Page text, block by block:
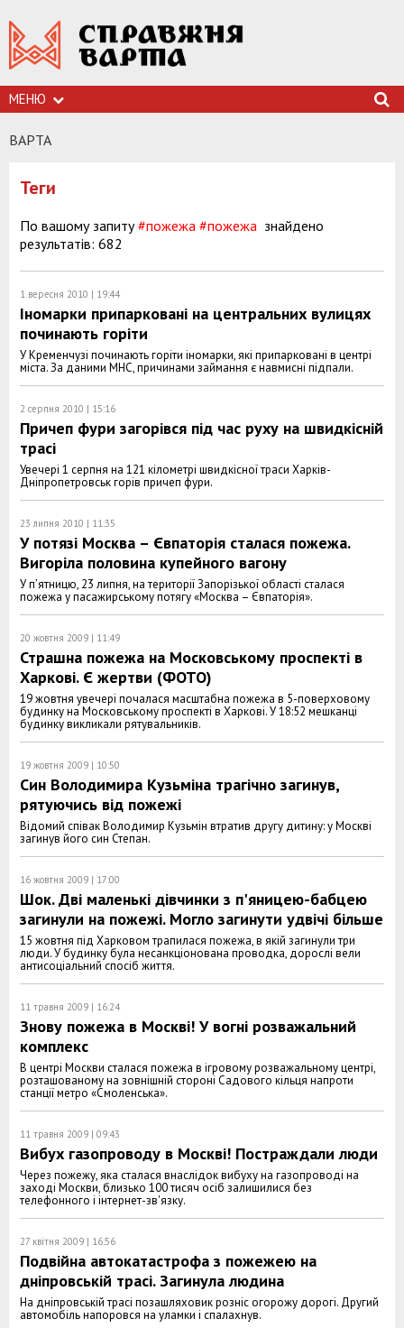
МЕНЮ
ВАРТА
Теги
По вашому запиту#пожежа #пожежа знайдено
результатів: 682
1 вересня 2010 | 19:44
Іномарки припарковані на центральних вулицях
починають горіти
У Кременчузі починають горіти іномарки, які припарковані в центрі
міста. За даними МНС, причинами займання є навмисні підпали.
2 серпня 2010 | 15:16
Причеп фури загорівся під час руху на швидкісній
трасі
Увечері 1 серпня на 121 кілометрі швидкісної траси Харків-
Дніпропетровськ горів причеп фури.
23 липня 2010 | 11:35
У потязі Москва – Євпаторія сталася пожежа.
Вигоріла половина купейного вагону
У п’ятницю, 23 липня, на території Запорізької області сталася
пожежа у пасажирському потягу «Москва – Євпаторія».
20 жовтня 2009 | 11:49
Страшна пожежа на Московському проспекті в
Харкові. Є жертви (ФОТО)
19 жовтня увечері почалася масштабна пожежа в 5-поверховому
будинку на Московському проспекті в Харкові. У 18:52 мешканці
будинку викликали рятувальників.
19 жовтня 2009 | 10:50
Син Володимира Кузьміна трагічно загинув,
рятуючись від пожежі
Відомий співак Володимир Кузьмін втратив другу дитину: у Москві
загинув його син Степан.
16 жовтня 2009 | 17:00
Шок. Дві маленькі дівчинки з п'яницею-бабцею
загинули на пожежі. Могло загинути удвічі більше
15 жовтня під Харковом трапилася пожежа, в якій загинули три
люди. У будинку була несанкціонована проводка, дорослі вели
антисоціальний спосіб життя.
11 травня 2009 | 16:24
Знову пожежа в Москві! У вогні розважальний
комплекс
В центрі Москви сталася пожежа в ігровому розважальному центрі,
розташованому на зовнішній стороні Садового кільця напроти
станції метро «Смоленська».
11 травня 2009 | 09:43
Вибух газопроводу в Москві! Постраждали люди
Через пожежу, яка сталася внаслідок вибуху на газопроводі на
заході Москви, близько 100 тисяч осіб залишилися без
телефонного і інтернет-зв'язку.
27 квітня 2009 | 16:56
Подвійна автокатастрофа з пожежею на
дніпровській трасі. Загинула людина
На дніпровській трасі позашляховик розніс огорожу дорогі. Другий
автомобіль напоровся на уламки і спалахнув.